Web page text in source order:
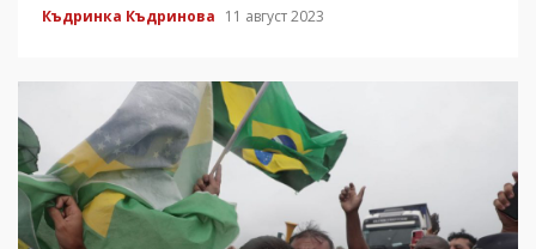
Къдринка Къдринова 11 август 2023